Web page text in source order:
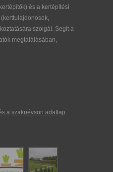
és a kertépítési
szolgál. Segít a
megtalálásában,
a szaknévsori adatlap